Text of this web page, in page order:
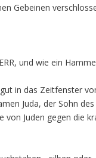
Gebeinen
und wie ein
in das Zeitfenster
Juda, der Sohn
von Juden gegen die